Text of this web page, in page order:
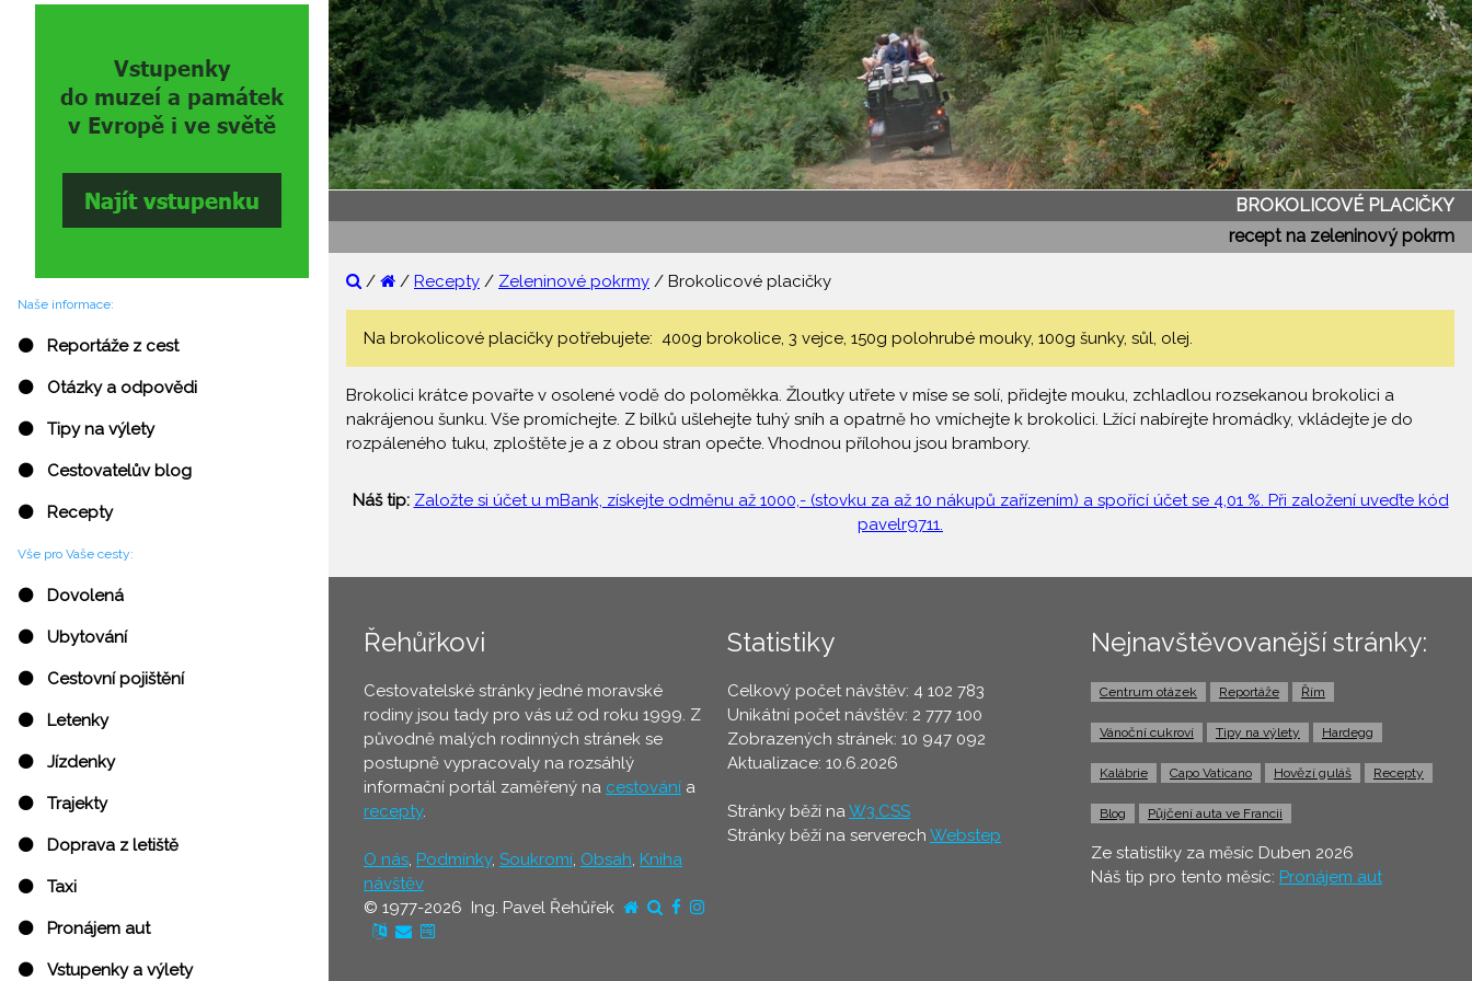
Naše informace:
⚫ Reportáže z cest
⚫ Otázky a odpovědi
⚫ Tipy na výlety
⚫ Cestovatelův blog
⚫ Recepty
Vše pro Vaše cesty:
⚫ Dovolená
⚫ Ubytování
⚫ Cestovní pojištění
⚫ Letenky
⚫ Jízdenky
⚫ Trajekty
⚫ Doprava z letiště
⚫ Taxi
⚫ Pronájem aut
⚫ Vstupenky a výlety
BROKOLICOVÉ PLACIČKY
recept na zeleninový pokrm
/ / Recepty / Zeleninové pokrmy / Brokolicové placičky
Na brokolicové placičky potřebujete: 400g brokolice, 3 vejce, 150g polohrubé mouky, 100g šunky, sůl, olej.
Brokolici krátce povařte v osolené vodě do poloměkka. Žloutky utřete v míse se solí, přidejte mouku, zchladlou rozsekanou brokolici a
nakrájenou šunku. Vše promíchejte. Z bílků ušlehejte tuhý sníh a opatrně ho vmíchejte k brokolici. Lžící nabírejte hromádky, vkládejte je do
rozpáleného tuku, zploštěte je a z obou stran opečte. Vhodnou přílohou jsou brambory.
Náš tip: Založte si účet u mBank, získejte odměnu až 1000,- (stovku za až 10 nákupů zařízením) a spořící účet se 4,01 %. Při založení uveďte kód
pavelr9711.
Řehůřkovi
Cestovatelské stránky jedné moravské
rodiny jsou tady pro vás už od roku 1999. Z
původně malých rodinných stránek se
postupně vypracovaly na rozsáhlý
informační portál zaměřený na cestování a
recepty.
O nás, Podmínky, Soukromí, Obsah, Kniha
návštěv
© 1977-2026 Ing. Pavel Řehůřek
Statistiky
Celkový počet návštěv: 4 102 783
Unikátní počet návštěv: 2 777 100
Zobrazených stránek: 10 947 092
Aktualizace: 10.6.2026
Stránky běží naW3.CSS
Stránky běží na serverech Webstep
Nejnavštěvovanější stránky:
Centrum otázek Reportáže Řím
Vánoční cukroví Tipy na výlety Hardegg
Kalábrie Capo Vaticano Hovězí guláš Recepty
Blog Půjčení auta ve Francii
Ze statistiky za měsíc Duben 2026
Náš tip pro tento měsíc: Pronájem aut